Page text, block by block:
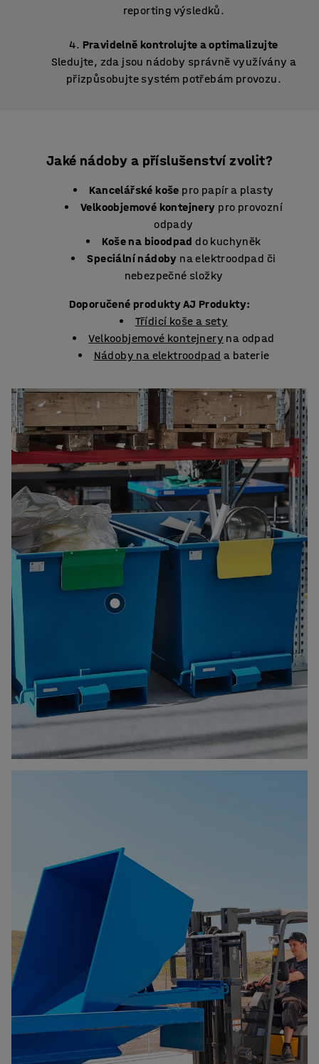
reporting výsledků.
Pravidelně kontrolujte a optimalizujte
Sledujte, zda jsou nádoby správně využívány a
přizpůsobujte systém potřebám provozu.
Jaké nádoby a příslušenství zvolit?
Kancelářské koše pro papír a plasty
Velkoobjemové kontejnery pro provozní
odpady
Koše na bioodpad do kuchyněk
Speciální nádoby na elektroodpad či
nebezpečné složky
Doporučené produkty AJ Produkty:
Třídicí koše a sety
Velkoobjemové kontejnery na odpad
Nádoby na elektroodpad a baterie